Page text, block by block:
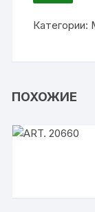
Категории:
ПОХОЖИЕ